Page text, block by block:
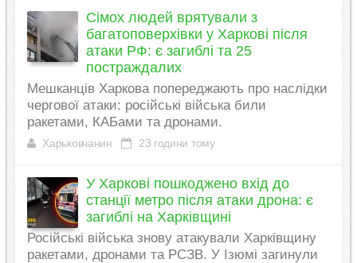
Сімох людей врятували з
багатоповерхівки у Харкові після
атаки РФ: є загиблі та 25
постраждалих
Мешканців Харкова попереджають про наслідки
чергової атаки: російські війська били
ракетами, КАБами та дронами.
Харьковчанин 23 години тому
У Харкові пошкоджено вхід до
станції метро після атаки дрона: є
загиблі на Харківщині
Російські війська знову атакували Харківщину
ракетами, дронами та РСЗВ. У Ізюмі загинули